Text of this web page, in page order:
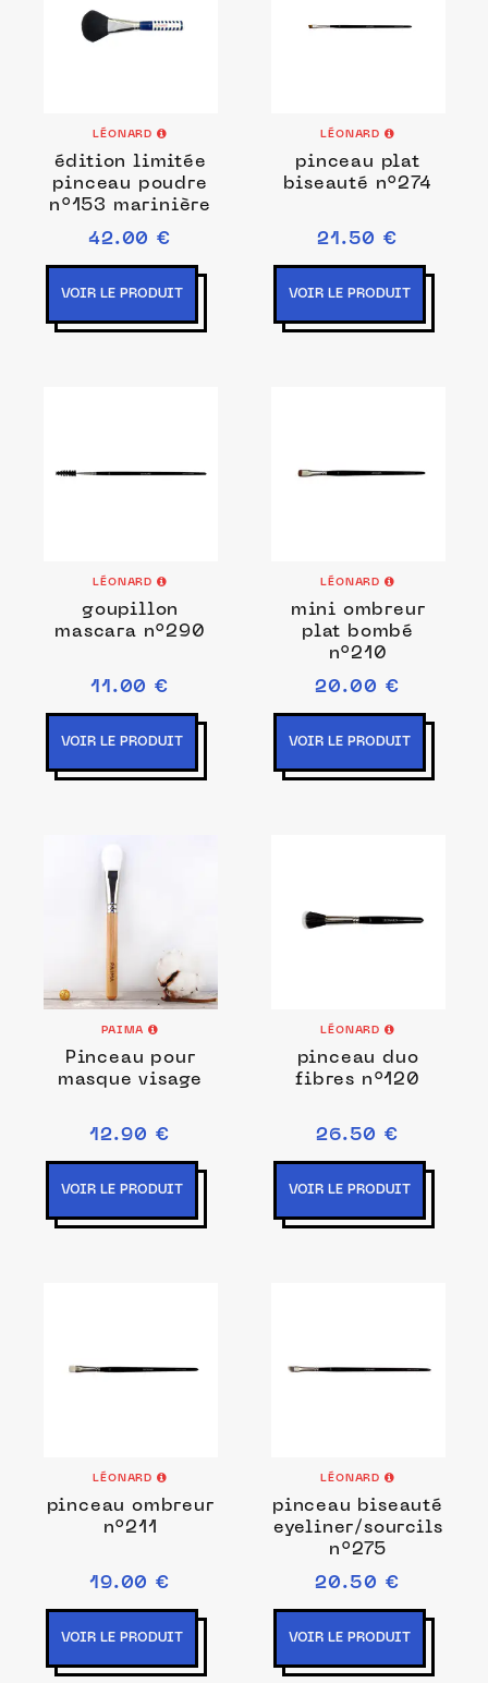
LÉONARD
édition limitée
pinceau poudre
n°153 marinière
42.00 €
VOIR LE PRODUIT
LÉONARD
pinceau plat
biseauté n°274
21.50 €
VOIR LE PRODUIT
LÉONARD
goupillon
mascara n°290
11.00 €
VOIR LE PRODUIT
LÉONARD
mini ombreur
plat bombé
n°210
20.00 €
VOIR LE PRODUIT
PAIMA
Pinceau pour
masque visage
12.90 €
VOIR LE PRODUIT
LÉONARD
pinceau duo
fibres n°120
26.50 €
VOIR LE PRODUIT
LÉONARD
pinceau ombreur
n°211
19.00 €
VOIR LE PRODUIT
LÉONARD
pinceau biseauté
eyeliner/sourcils
n°275
20.50 €
VOIR LE PRODUIT